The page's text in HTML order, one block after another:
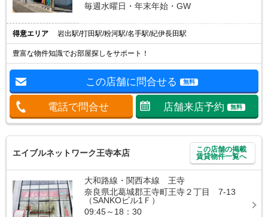
毎週水曜日・年末年始・GW
得意エリア 岩出駅/打田駅/粉河駅/名手駅/紀伊長田駅
豊富な物件知識でお部屋探しをサポート！
この店舗に問合せる 無料
電話で問合せ 店舗来店予約 無料
エイブルネットワーク王寺本店
この店舗の掲載
賃貸物件一覧へ
大和路線・関西本線 王寺
奈良県北葛城郡王寺町王寺２丁目 7-13
（SANKOビル1Ｆ）
09:45～18：30